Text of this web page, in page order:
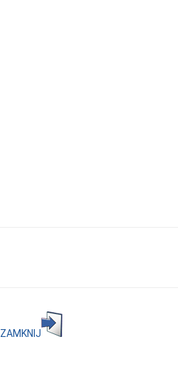
ZAMKNIJ